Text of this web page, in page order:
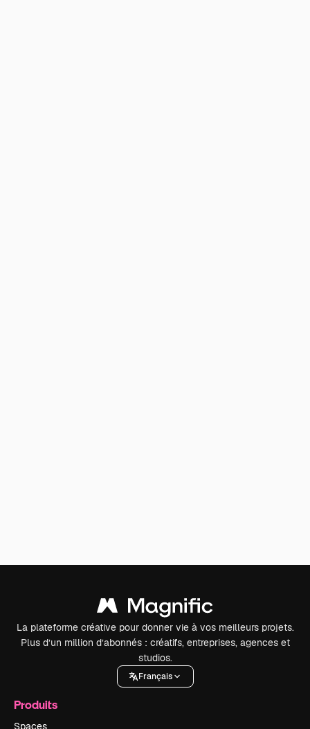
La plateforme créative pour donner vie à vos meilleurs projets.
Plus d’un million d’abonnés : créatifs, entreprises, agences et
studios.
Français
Produits
Spaces